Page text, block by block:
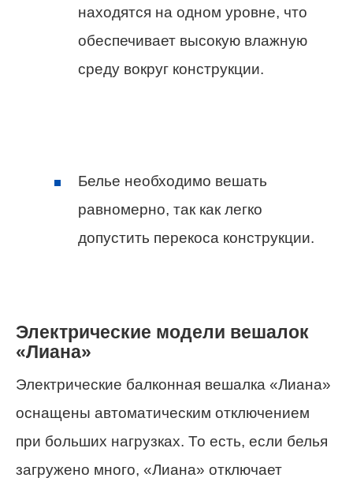
находятся на одном уровне, что
обеспечивает высокую влажную
среду вокруг конструкции.
Белье необходимо вешать
равномерно, так как легко
допустить перекоса конструкции.
Электрические модели вешалок
«Лиана»
Электрические балконная вешалка «Лиана»
оснащены автоматическим отключением
при больших нагрузках. То есть, если белья
загружено много, «Лиана» отключает